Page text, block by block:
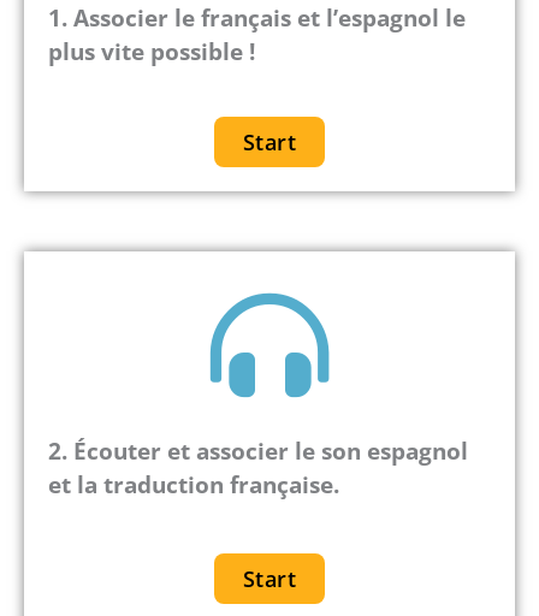
1. Associer le français et l’espagnol le
plus vite possible !
Start
2. Écouter et associer le son espagnol
et la traduction française.
Start